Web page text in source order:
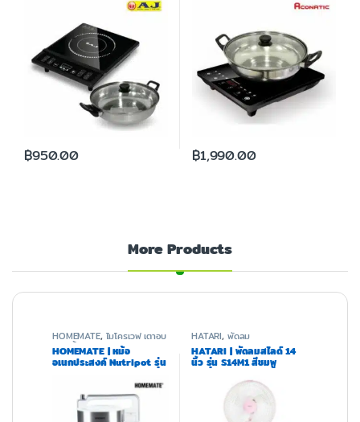
More Products
HOMEMATE, ไมโครเวฟ เตาอบ
และหม้อทอด
HOMEMATE | หม้อ
อเนกประสงค์ Nutripot รุ่น
HATARI, พัดลม
HATARI | พัดลมสไลด์ 14
นิ้ว รุ่น S14M1 สีชมพู
฿950.00 ฿1,990.00